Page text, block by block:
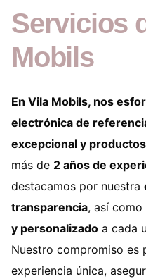
Servicios
Mobils
En Vila Mobils, nos
electrónica de
excepcional y
más de 2 años de
destacamos por nuestra
transparencia, así
y personalizado a cada
Nuestro compromiso es
experiencia única,